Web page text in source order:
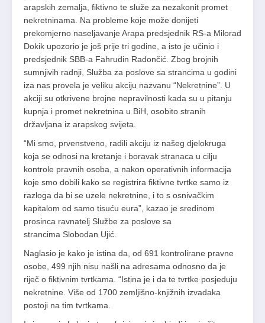
arapskih zemalja, fiktivno te služe za nezakonit promet
nekretninama. Na probleme koje može donijeti
prekomjerno naseljavanje Arapa predsjednik RS-a Milorad
Dokik upozorio je još prije tri godine, a isto je učinio i
predsjednik SBB-a Fahrudin Radončić. Zbog brojnih
sumnjivih radnji, Služba za poslove sa strancima u godini
iza nas provela je veliku akciju nazvanu “Nekretnine”. U
akciji su otkrivene brojne nepravilnosti kada su u pitanju
kupnja i promet nekretnina u BiH, osobito stranih
državljana iz arapskog svijeta.
“Mi smo, prvenstveno, radili akciju iz našeg djelokruga
koja se odnosi na kretanje i boravak stranaca u cilju
kontrole pravnih osoba, a nakon operativnih informacija
koje smo dobili kako se registrira fiktivne tvrtke samo iz
razloga da bi se uzele nekretnine, i to s osnivačkim
kapitalom od samo tisuću eura”, kazao je sredinom
prosinca ravnatelj Službe za poslove sa
strancima Slobodan Ujić.
Naglasio je kako je istina da, od 691 kontrolirane pravne
osobe, 499 njih nisu našli na adresama odnosno da je
riječ o fiktivnim tvrtkama. “Istina je i da te tvrtke posjeduju
nekretnine. Više od 1700 zemljišno-knjižnih izvadaka
postoji na tim tvrtkama.